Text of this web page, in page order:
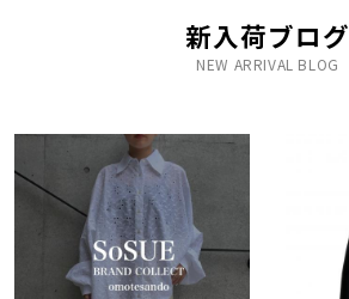
新入荷ブログ
NEW ARRIVAL BLOG